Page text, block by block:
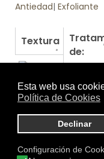
Antiedad| Exfoliante
Textura
de:
Otros